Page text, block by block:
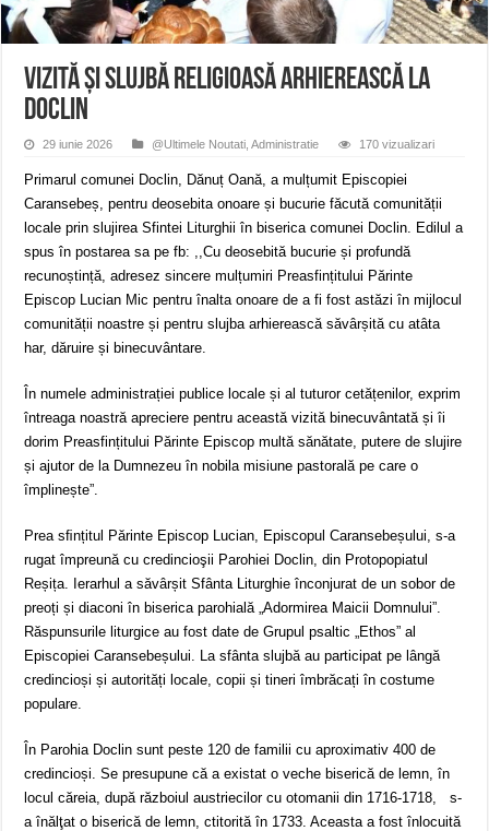
ANUNŢ OPRIRE APĂ în CARANSEBEȘ – 04.08.2026 – avarie – Calea
ANUNŢ OPRIRE APĂ în CARANSEBEȘ avarie
Vizită și slujbă religioasă arhierească la
Doclin
29 iunie 2026 @Ultimele Noutati ,Administratie 170 vizualizari
Primarul comunei Doclin, Dănuț Oană, a mulțumit Episcopiei
Caransebeș, pentru deosebita onoare și bucurie făcută comunității
locale prin slujirea Sfintei Liturghii în biserica comunei Doclin. Edilul a
spus în postarea sa pe fb: ,,Cu deosebită bucurie și profundă
recunoștință, adresez sincere mulțumiri Preasfințitului Părinte
Episcop Lucian Mic pentru înalta onoare de a fi fost astăzi în mijlocul
comunității noastre și pentru slujba arhierească săvârșită cu atâta
har, dăruire și binecuvântare.
În numele administrației publice locale și al tuturor cetățenilor, exprim
întreaga noastră apreciere pentru această vizită binecuvântată și îi
dorim Preasfințitului Părinte Episcop multă sănătate, putere de slujire
și ajutor de la Dumnezeu în nobila misiune pastorală pe care o
împlinește”.
Prea sﬁnțitul Părinte Episcop Lucian, Episcopul Caransebeșului, s-a
rugat împreună cu credincioşii Parohiei Doclin, din Protopopiatul
Reșița. Ierarhul a săvârșit Sfânta Liturghie înconjurat de un sobor de
preoți și diaconi în biserica parohială „Adormirea Maicii Domnului”.
Răspunsurile liturgice au fost date de Grupul psaltic „Ethos” al
Episcopiei Caransebeșului. La sfânta slujbă au participat pe lângă
credincioși și autorități locale, copii și tineri îmbrăcați în costume
populare.
În Parohia Doclin sunt peste 120 de familii cu aproximativ 400 de
credincioși. Se presupune că a existat o veche biserică de lemn, în
locul căreia, după războiul austriecilor cu otomanii din 1716-1718, s-
a înălţat o biserică de lemn, ctitorită în 1733. Aceasta a fost înlocuită